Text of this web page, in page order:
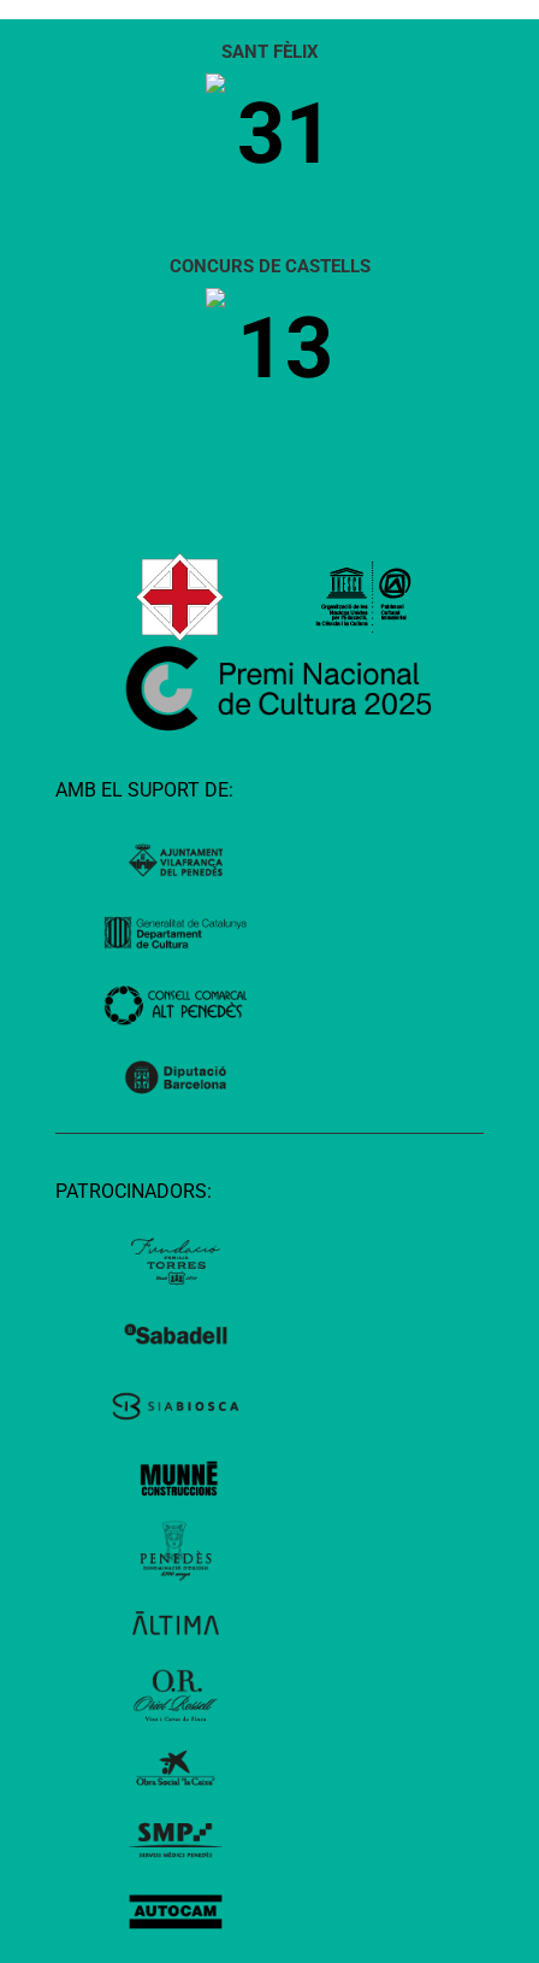
SANT FÈLIX
31
CONCURS DE CASTELLS
13
AMB EL SUPORT DE:
PATROCINADORS: